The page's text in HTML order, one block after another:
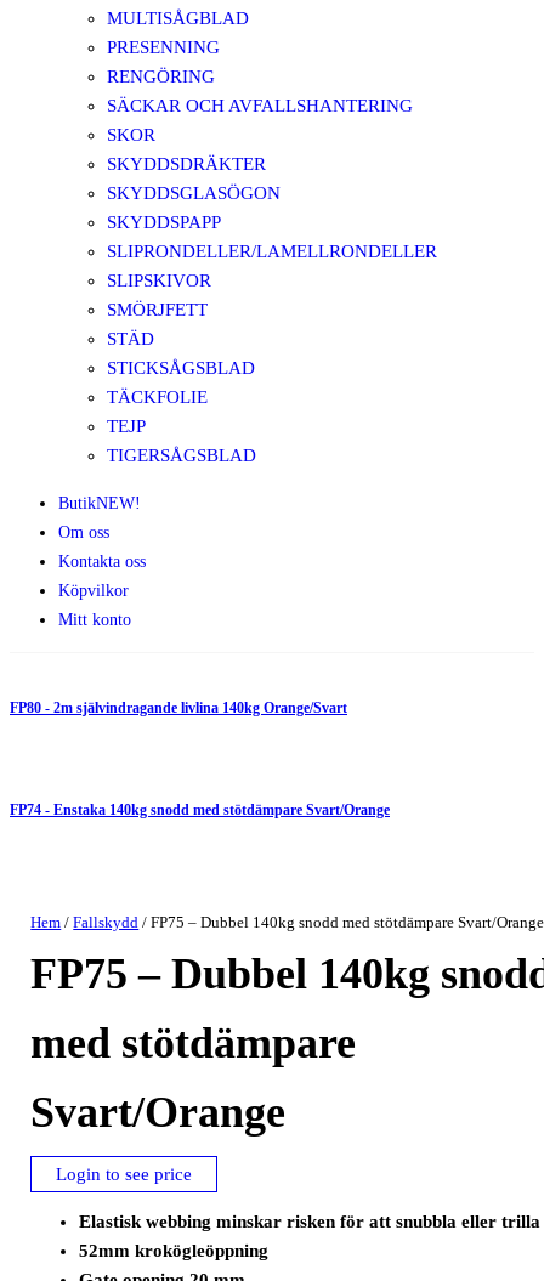
MULTISÅGBLAD
PRESENNING
RENGÖRING
SÄCKAR OCH AVFALLSHANTERING
SKOR
SKYDDSDRÄKTER
SKYDDSGLASÖGON
SKYDDSPAPP
SLIPRONDELLER/LAMELLRONDELLER
SLIPSKIVOR
SMÖRJFETT
STÄD
STICKSÅGSBLAD
TÄCKFOLIE
TEJP
TIGERSÅGSBLAD
ButikNEW!
Om oss
Kontakta oss
Köpvilkor
Mitt konto
FP80 - 2m självindragande livlina 140kg Orange/Svart
FP74 - Enstaka 140kg snodd med stötdämpare Svart/Orange
Hem /Fallskydd / FP75 – Dubbel 140kg snodd med stötdämpare Svart/Orange
FP75 – Dubbel 140kg
med stötdämpare
Svart/Orange
Login to see price
Elastisk webbing minskar risken för att snubbla eller trilla
52mm krokögleöppning